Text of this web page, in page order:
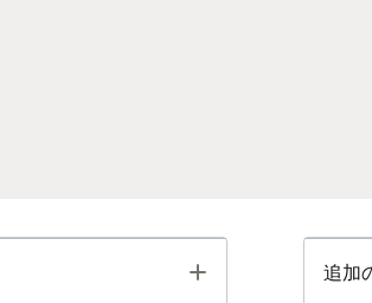
Toggle 追加